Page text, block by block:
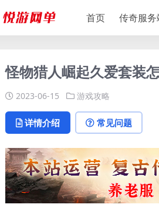
首页 传奇服务
怪物猎人崛起久爱套装
2023-06-15 游戏攻略
详情介绍 常见问题